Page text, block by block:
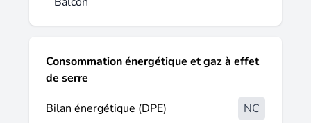
gratuit ou prix d'une communication locale).
Consommation énergétique et gaz à effet
de serre
Bilan énergétique (DPE)
NC